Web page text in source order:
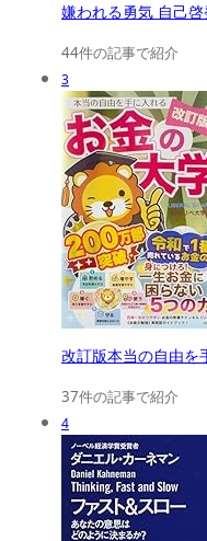
嫌われる勇気 自己
44件の記事で紹介
3
改訂版本当の自由を
37件の記事で紹介
4